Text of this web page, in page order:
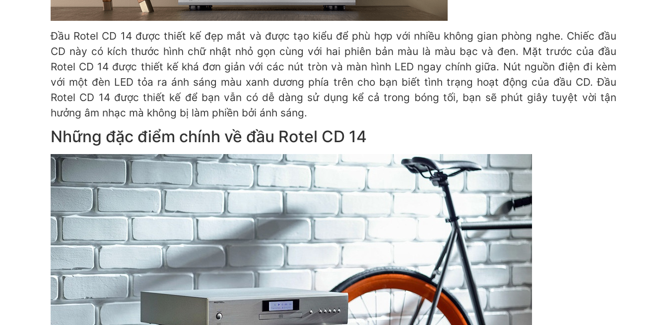
Đầu Rotel CD 14 được thiết kế đẹp mắt và được tạo kiểu để phù hợp với nhiều không gian phòng nghe. Chiếc đầu
CD này có kích thước hình chữ nhật nhỏ gọn cùng với hai phiên bản màu là màu bạc và đen. Mặt trước của đầu
Rotel CD 14 được thiết kế khá đơn giản với các nút tròn và màn hình LED ngay chính giữa. Nút nguồn điện đi kèm
với một đèn LED tỏa ra ánh sáng màu xanh dương phía trên cho bạn biết tình trạng hoạt động của đầu CD. Đầu
Rotel CD 14 được thiết kế để bạn vẫn có dễ dàng sử dụng kể cả trong bóng tối, bạn sẽ phút giây tuyệt vời tận
hưởng âm nhạc mà không bị làm phiền bởi ánh sáng.
Những đặc điểm chính về đầu Rotel CD 14